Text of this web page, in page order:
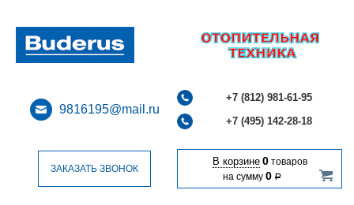
9816195@mail.ru
+7 (812) 981-61-95
+7 (495) 142-28-18
ЗАКАЗАТЬ ЗВОНОК
В корзине 0товаров
на сумму 0 Р